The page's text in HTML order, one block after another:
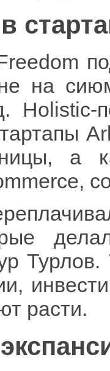
на
Holistic-
а
расти.